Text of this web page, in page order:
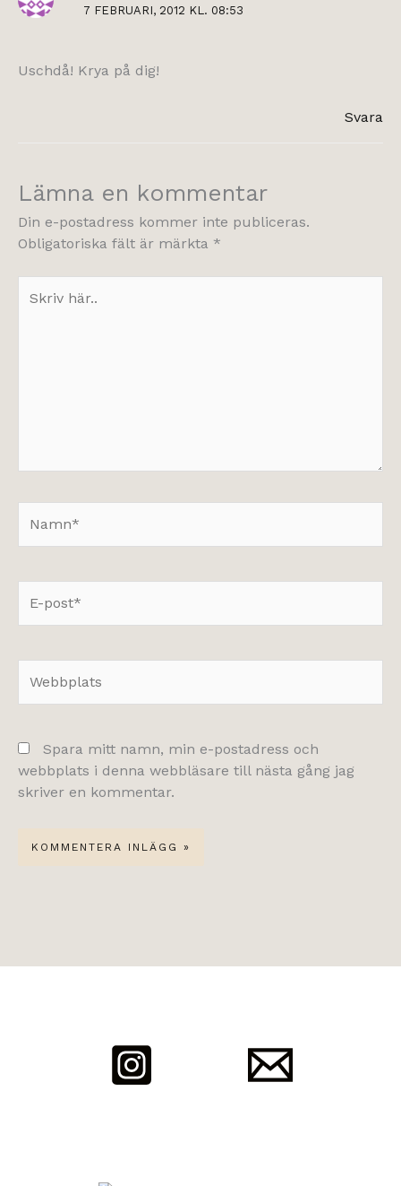
7 FEBRUARI, 2012 KL. 08:53
Uschdå! Krya på dig!
Svara
Lämna en kommentar
Din e-postadress kommer inte publiceras.
Obligatoriska fält är märkta *
här..
post*
Spara mitt namn, min e-postadress och
webbplats i denna webbläsare till nästa gång jag
skriver en kommentar.